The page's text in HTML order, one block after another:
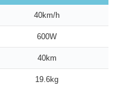
40km/h
600W
40km
19.6kg